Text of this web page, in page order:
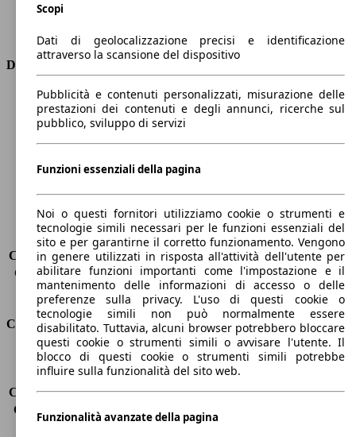
Trasmissione
Dimensioni
Lunghezza
4360 mm
Altezza
1810 mm
Larghezza
Peso massimo
1802 kg
Sedili
5
Carico sul tetto
-
Capacità di traino (senza freni) -
Capacità di traino (con freni)
-
Volume del bagagliaio
800 - 3000 l
Consumi
Emissioni di CO2*
161 g/km (komb.)
Consumo (urbano)
8.4 l/100km
Consumo (extra-urbano) 6.3 l/100km
Consumo (combinato)*
7.1 l/100km
Scopi
Dati di geolocalizzazione precisi e identificazione
attraverso la scansione del dispositivo
Pubblicità e contenuti personalizzati, misurazione delle
prestazioni dei contenuti e degli annunci, ricerche sul
pubblico, sviluppo di servizi
Funzioni essenziali della pagina
Noi o questi fornitori utilizziamo cookie o strumenti e
tecnologie simili necessari per le funzioni essenziali del
sito e per garantirne il corretto funzionamento. Vengono
in genere utilizzati in risposta all'attività dell'utente per
abilitare funzioni importanti come l'impostazione e il
mantenimento delle informazioni di accesso o delle
preferenze sulla privacy. L'uso di questi cookie o
tecnologie simili non può normalmente essere
disabilitato. Tuttavia, alcuni browser potrebbero bloccare
questi cookie o strumenti simili o avvisare l'utente. Il
blocco di questi cookie o strumenti simili potrebbe
influire sulla funzionalità del sito web.
Funzionalità avanzate della pagina